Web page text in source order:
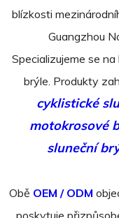
blízkosti
Guangzhou
Specializujeme se
brýle. Produkty
cyklistické
motokrosové
sluneční
Obě OEM / ODM
poskytuje